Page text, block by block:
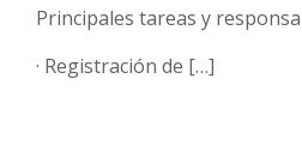
Principales tareas y
· Registración de […]